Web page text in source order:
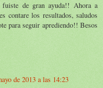
de gran ayuda!! Ahora a
contare los resultados, saludos
para seguir aprediendo!! Besos
de 2013 a las 14:23